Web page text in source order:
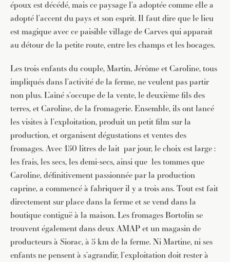
époux est décédé, mais ce paysage l’a adoptée comme elle a
adopté l’accent du pays et son esprit. Il faut dire que le lieu
est magique avec ce paisible village de Carves qui apparait
au détour de la petite route, entre les champs et les bocages.
Les trois enfants du couple, Martin, Jérôme et Caroline, tous
impliqués dans l’activité de la ferme, ne veulent pas partir
non plus. L’aîné s’occupe de la vente, le deuxième fils des
terres, et Caroline, de la fromagerie. Ensemble, ils ont lancé
les visites à l’exploitation, produit un petit film sur la
production, et organisent dégustations et ventes des
fromages. Avec 150 litres de lait par jour, le choix est large :
les frais, les secs, les demi-secs, ainsi que les tommes que
Caroline, définitivement passionnée par la production
caprine, a commencé à fabriquer il y a trois ans. Tout est fait
directement sur place dans la ferme et se vend dans la
boutique contiguë à la maison. Les fromages Bortolin se
trouvent également dans deux AMAP et un magasin de
producteurs à Siorac, à 5 km de la ferme. Ni Martine, ni ses
enfants ne pensent à s’agrandir, l’exploitation doit rester à